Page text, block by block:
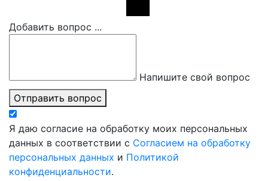
Добавить вопрос ...
Напишите свой вопрос
Отправить вопрос
Я даю согласие на обработку моих персональных
данных в соответствии с Согласием на обработку
персональных данных и Политикой
конфиденциальности.